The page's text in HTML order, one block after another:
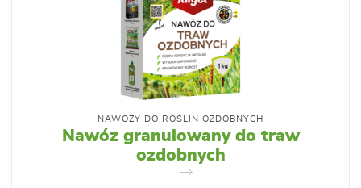
NAWOZY DO ROŚLIN OZDOBNYCH
Nawóz granulowany do traw
ozdobnych